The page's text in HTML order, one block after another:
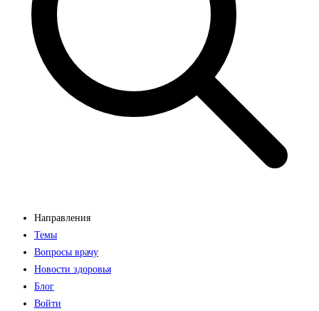
Направления
Темы
Вопросы врачу
Новости здоровья
Блог
Войти